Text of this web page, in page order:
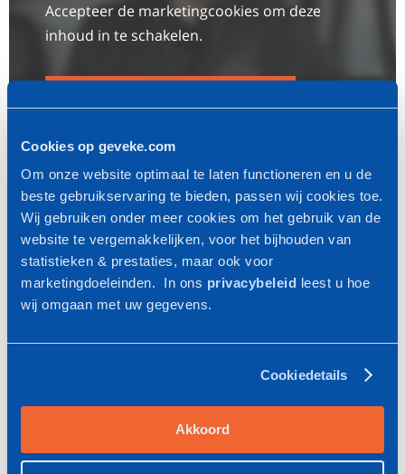
Cookies op geveke.com
Om onze website optimaal te laten functioneren en u de
beste gebruikservaring te bieden, passen wij cookies toe.
Wij gebruiken onder meer cookies om het gebruik van de
website te vergemakkelijken, voor het bijhouden van
statistieken & prestaties, maar ook voor
marketingdoeleinden. In ons privacybeleid leest u hoe
wij omgaan met uw gegevens.
Cookiedetails
Akkoord
Accepteer de marketingcookies om deze
inhoud in te schakelen.
Servicemonteur is slechts een van de functies die wij
momenteel uit hebben staan.Check deze pagina voor
alle actuele vacatures.
Wil je meer weten over bepaalde vacatures? Neem dan
contact op metLinda Spolders. Zij kan je alles vertellen
over de beschikbare vacatures.
Meer weten over deze job?